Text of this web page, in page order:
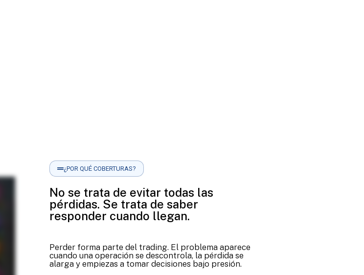
¿POR QUÉ COBERTURAS?
No se trata de evitar todas las
pérdidas. Se trata de saber
responder cuando llegan.
Perder forma parte del trading. El problema aparece
cuando una operación se descontrola, la pérdida se
alarga y empiezas a tomar decisiones bajo presión.